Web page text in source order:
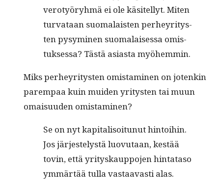
verotyöryh­mä ei ole käsitel­lyt. Miten
tur­vataan suo­ma­lais­ten per­heyri­tys­
ten pysymi­nen suo­ma­laises­sa omis­
tuk­ses­sa? Tästä asi­as­ta myöhemmin.
Miks per­heyri­tys­ten omis­t­a­mi­nen on jotenkin
parem­paa kuin muiden yri­tys­ten tai muun
omaisu­u­den omistaminen?
Se on nyt kap­i­tal­isoitunut hin­toi­hin.
Jos jär­jestelystä luovu­taan, kestää
tovin, että yri­tyskaup­po­jen hin­tata­so
ymmärtää tul­la vas­taavasti alas.